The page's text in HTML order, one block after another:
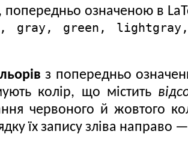
попередньо означеною в
gray, green,
з попередньо
колір, що містить
червоного й жовтого
їх запису зліва направо